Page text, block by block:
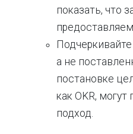
показать, что
а не
постановке
как OKR,
подход.